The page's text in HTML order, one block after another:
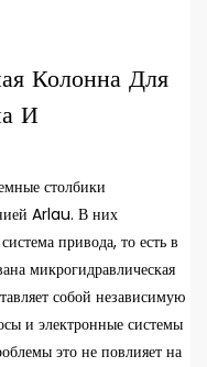
Колонна Для
И
столбики
Arlau. В них
привода, то есть в
микрогидравлическая
собой независимую
и электронные системы
это не повлияет на